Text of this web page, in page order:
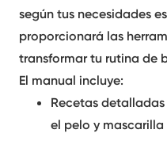
según tus necesidades
proporcionará las
transformar tu rutina de
El manual incluye:
Recetas detalladas
el pelo y